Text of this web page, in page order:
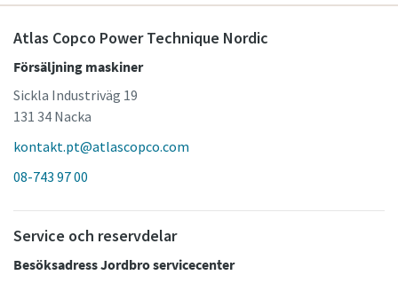
Atlas Copco Power Technique Nordic
Försäljning maskiner
Sickla Industriväg 19
131 34 Nacka
kontakt.pt@atlascopco.com
08-743 97 00
Service och reservdelar
Besöksadress Jordbro servicecenter